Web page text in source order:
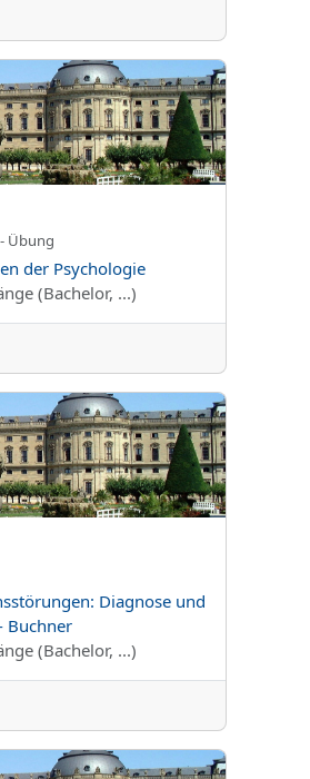
Psychologie
Übung
der Psychologie
(Bachelor, ...)
Diagnose und
Diagnose und
Buchner
(Bachelor, ...)
- Münchow